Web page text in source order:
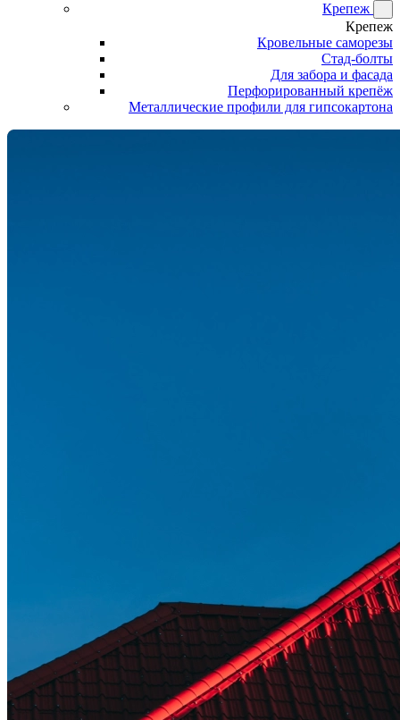
Крепеж
Крепеж
Кровельные саморезы
Стад-болты
Для забора и фасада
Перфорированный крепёж
Металлические профили для гипсокартона